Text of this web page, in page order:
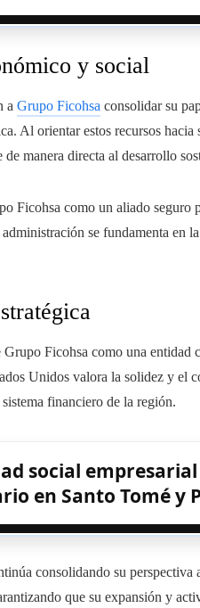
y social
a Grupo Ficohsa consolidar su
Al orientar estos recursos
manera directa al desarrollo
Ficohsa como un aliado seguro
se fundamenta en
Ficohsa como una entidad
Unidos valora la solidez y el
financiero de la región.
social
en Santo Tomé y
consolidando su perspectiva
que su expansión y